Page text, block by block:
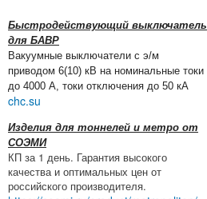
Быстродействующий выключатель
для БАВР
Вакуумные выключатели с э/м
приводом 6(10) кВ на номинальные токи
до 4000 А, токи отключения до 50 кА
chc.su
Изделия для тоннелей и метро от
СОЭМИ
КП за 1 день. Гарантия высокого
качества и оптимальных цен от
российского производителя.